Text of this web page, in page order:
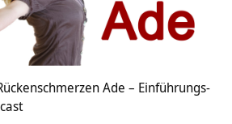
Ade – Einführungs-